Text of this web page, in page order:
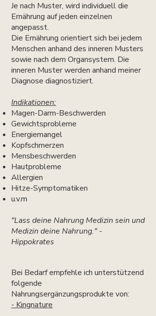
Je nach Muster, wird individuell die
Ernährung auf jeden einzelnen
angepasst.
Die Ernährung orientiert sich bei jedem
Menschen anhand des inneren Musters
sowie nach dem Organsystem. Die
inneren Muster werden anhand meiner
Diagnose diagnostiziert.
Indikationen:
Magen-Darm-Beschwerden
Gewichtsprobleme
Energiemangel
Kopfschmerzen
Mensbeschwerden
Hautprobleme
Allergien
Hitze-Symptomatiken
u.v.m
"Lass deine Nahrung Medizin sein und
Medizin deine Nahrung." -
Hippokrates
​Bei Bedarf empfehle ich unterstützend
folgende
Nahrungsergänzungsprodukte von:
- Kingnature